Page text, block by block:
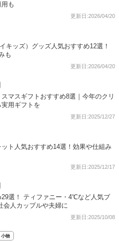
も
更新日:2026/04/20
キッズ）グッズ人気おすすめ12選！
も
更新日:2026/04/20
マスギフトおすすめ8選｜今年のクリ
用ギフトを
更新日:2025/12/27
ト人気おすすめ14選！効果や仕組み
更新日:2025/12/17
選！ ティファニー・4℃など人気ブ
会人カップルや夫婦に
更新日:2025/10/08
小物